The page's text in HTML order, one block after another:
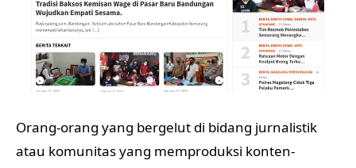
Orang-orang yang bergelut di bidang jurnalistik
atau komunitas yang memproduksi konten-